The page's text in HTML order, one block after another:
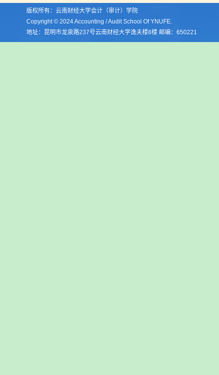
版权所有：云南财经大学会计（审计）学院
Copyright © 2024 Accounting / Audit School Of YNUFE.
地址：昆明市龙泉路237号云南财经大学逸夫楼8楼 邮编：650221